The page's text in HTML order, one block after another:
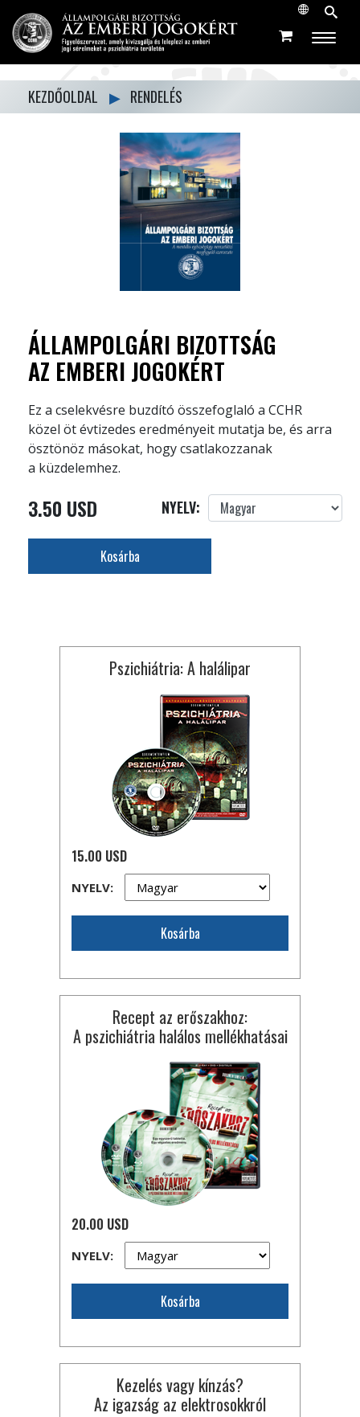
KEZDŐOLDAL ▶ RENDELÉS
ÁLLAMPOLGÁRI BIZOTTSÁG
AZ EMBERI JOGOKÉRT
Ez a cselekvésre buzdító összefoglaló a CCHR
közel öt évtizedes eredményeit mutatja be, és arra
ösztönöz másokat, hogy csatlakozzanak
a küzdelemhez.
3.50 USD NYELV:
Kosárba
Pszichiátria: A halálipar
15.00 USD
NYELV:
Kosárba
Recept az erőszakhoz:
A pszichiátria halálos mellékhatásai
20.00 USD
NYELV:
Kosárba
Kezelés vagy kínzás?
Az igazság az elektrosokkról